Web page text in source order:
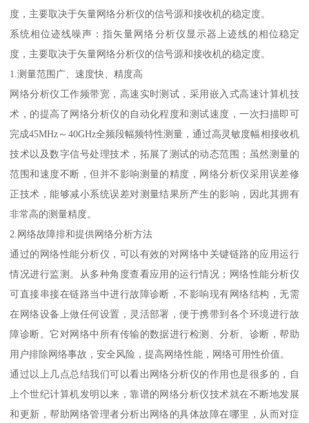
度，主要取决于矢量网络分析仪的信号源和接收机的稳定度。
系统相位迹线噪声：指矢量网络分析仪显示器上迹线的相位稳定
度，主要取决于矢量网络分析仪的信号源和接收机的稳定度。
1.测量范围广、速度快、精度高
网络分析仪工作频带宽，高速实时测试，采用嵌入式高速计算机技
术，的提高了网络分析仪的自动化程度和测试速度，一次扫描即可
完成45MHz～40GHz全频段幅频特性测量，通过高灵敏度幅相接收机
技术以及数字信号处理技术，拓展了测试的动态范围；虽然测量的
范围和速度不断，但并不影响测量的精度，网络分析仪采用误差修
正技术，能够减小系统误差对测量结果所产生的影响，因此其拥有
非常高的测量精度。
2.网络故障排和提供网络分析方法
通过的网络性能分析仪，可以有效的对网络中关键链路的应用运行
情况进行监测。从多种角度查看应用的运行情况；网络性能分析仪
可直接串接在链路当中进行故障诊断，不影响现有网络结构，无需
在网络设备上做任何设置，灵活部署，便于携带到各个环境进行故
障诊断。它对网络中所有传输的数据进行检测、分析、诊断，帮助
用户排除网络事故，安全风险，提高网络性能，网络可用性价值。
通过以上几点总结我们可以看出网络分析仪的作用也是很多的，自
上个世纪计算机发明以来，靠谱的网络分析仪技术就在不断地发展
和更新，帮助网络管理者分析出网络的具体故障在哪里，从而对症